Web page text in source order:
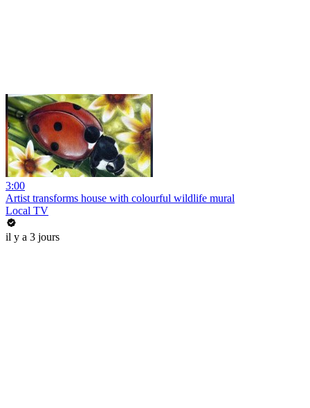
3:00
Artist transforms house with colourful wildlife mural
Local TV
il y a 3 jours